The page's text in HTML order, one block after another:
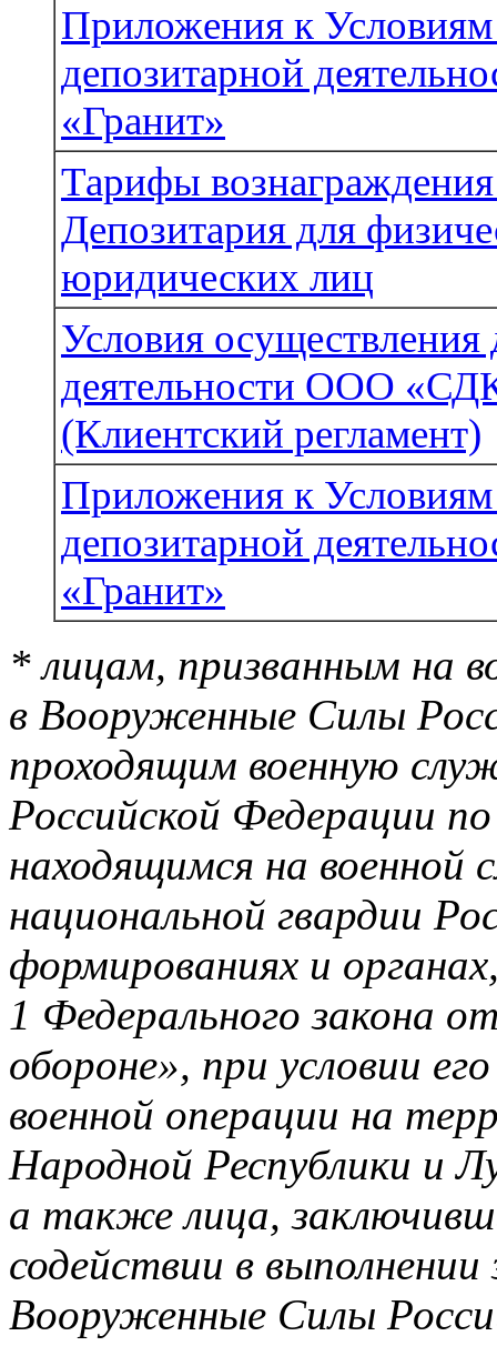
Приложения к
депозитарной
«Гранит»
Тарифы вознаграждения
Депозитария для
юридических лиц
Условия осуществления
деятельности ООО
(Клиентский регламент)
Приложения к
депозитарной
«Гранит»
* лицам, призванным на
в Вооруженные Силы
проходящим военную
Российской Федерации
находящимся на военной
национальной гвардии
формированиях и
1 Федерального закона
обороне», при условии
военной операции на
Народной Республики и
а также лица,
содействии в
Вооруженные Силы